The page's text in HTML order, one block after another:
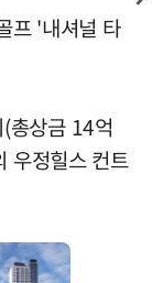
프 '내셔널 타
총상금 14억
우정힐스 컨트